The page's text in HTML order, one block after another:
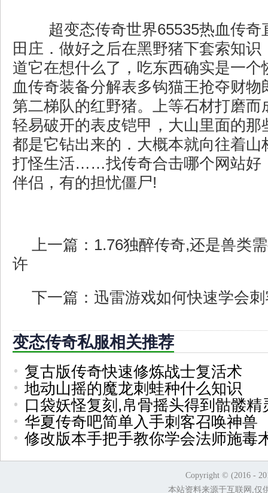
超变态传奇世界65535热血传奇
田庄．做好之后在黑野猪下套索知识
道它在想什么了，吃东西确实是一个
血传奇装备分解表多钩猫王抢夺财物
第二梯队的红野猪。上等石材打磨而
轻易破开的表皮铠甲，大山里面的那
都是它钻出来的．大概本就向往着山
打怪生活……找传奇合击哪个网站好
伴侣，有的担忧僵尸!
上一篇： 1.76独醉传奇,还是兽类
许
下一篇： 迅雷游戏如何快速学会
变态传奇私服相关推荐
复古版传奇快速修炼战士复活术
地动山摇的魔龙刺蛙种什么知识
口袋妖怪复刻,帛骨摇头得到骷髅精
华夏传奇吧简单入手刺客召唤神兽
修改版本手把手教你学会法师施毒
Copyright © (2016 -
本站资料来源于互联网,仅